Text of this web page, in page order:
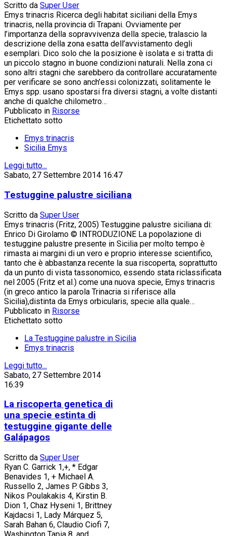
Scritto da Super User
Emys trinacris Ricerca degli habitat siciliani della Emys
trinacris, nella provincia di Trapani. Ovviamente per
l’importanza della sopravvivenza della specie, tralascio la
descrizione della zona esatta dell’avvistamento degli
esemplari. Dico solo che la posizione è isolata e si tratta di
un piccolo stagno in buone condizioni naturali. Nella zona ci
sono altri stagni che sarebbero da controllare accuratamente
per verificare se sono anch’essi colonizzati, solitamente le
Emys spp. usano spostarsi fra diversi stagni, a volte distanti
anche di qualche chilometro…
Pubblicato in Risorse
Etichettato sotto
Emys trinacris
Sicilia Emys
Leggi tutto...
Sabato, 27 Settembre 2014 16:47
Testuggine palustre siciliana
Scritto da Super User
Emys trinacris (Fritz, 2005) Testuggine palustre siciliana di:
Enrico Di Girolamo © INTRODUZIONE La popolazione di
testuggine palustre presente in Sicilia per molto tempo è
rimasta ai margini di un vero e proprio interesse scientifico,
tanto che è abbastanza recente la sua riscoperta, soprattutto
da un punto di vista tassonomico, essendo stata riclassificata
nel 2005 (Fritz et al.) come una nuova specie, Emys trinacris
(in greco antico la parola Trinacria si riferisce alla
Sicilia),distinta da Emys orbicularis, specie alla quale…
Pubblicato in Risorse
Etichettato sotto
La Testuggine palustre in Sicilia
Emys trinacris
Leggi tutto...
Sabato, 27 Settembre 2014
16:39
La riscoperta genetica di
una specie estinta di
testuggine gigante delle
Galápagos
Scritto da Super User
Ryan C. Garrick 1,+, * Edgar
Benavides 1, + Michael A.
Russello 2, James P. Gibbs 3,
Nikos Poulakakis 4, Kirstin B.
Dion 1, Chaz Hyseni 1, Brittney
Kajdacsi 1, Lady Márquez 5,
Sarah Bahan 6, Claudio Ciofi 7,